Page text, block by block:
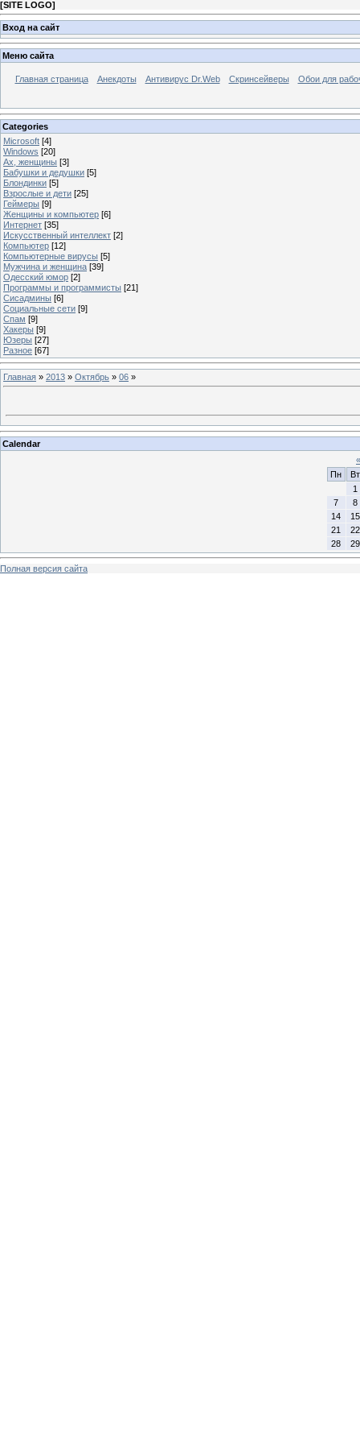
[SITE LOGO]
Вход на сайт
Меню сайта
Главная страница Анекдоты Антивирус Dr.Web Скринсейверы Обои для
Categories
Microsoft [4]
Windows [20]
Ах, женщины [3]
Бабушки и дедушки [5]
Блондинки [5]
Взрослые и дети [25]
Геймеры [9]
Женщины и компьютер [6]
Интернет [35]
Искусственный интеллект [2]
Компьютер [12]
Компьютерные вирусы [5]
Мужчина и женщина [39]
Одесский юмор [2]
Программы и программисты [21]
Сисадмины [6]
Социальные сети [9]
Спам [9]
Хакеры [9]
Юзеры [27]
Разное [67]
Главная » 2013 » Октябрь » 06 »
Calendar
«
Пн
Вт
1
7
8
14
15
21
22
28
29
Полная версия сайта